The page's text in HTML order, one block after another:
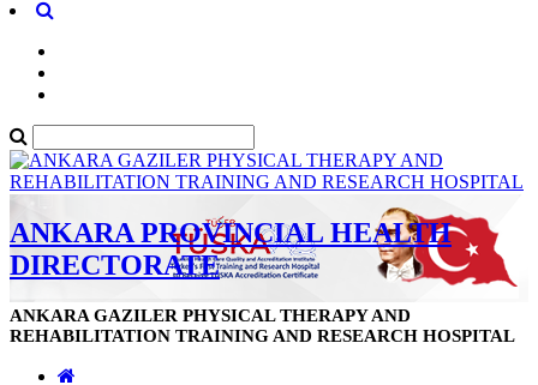
ANKARA PROVINCIAL HEALTH
DIRECTORATE
ANKARA GAZILER PHYSICAL THERAPY AND
REHABILITATION TRAINING AND RESEARCH HOSPITAL